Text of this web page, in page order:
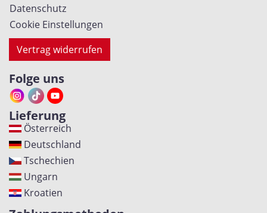
Datenschutz
Cookie Einstellungen
Vertrag widerrufen
Folge uns
Lieferung
Österreich
Deutschland
Tschechien
Ungarn
Kroatien